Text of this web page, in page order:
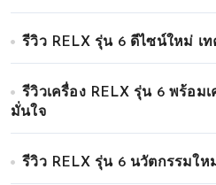
รีวิว RELX รุ่น 6 ดีไซน์ใหม่ เ
รีวิวเครื่อง RELX รุ่น 6 พร้อม
มั่นใจ
รีวิว RELX รุ่น 6 นวัตกรรมใ